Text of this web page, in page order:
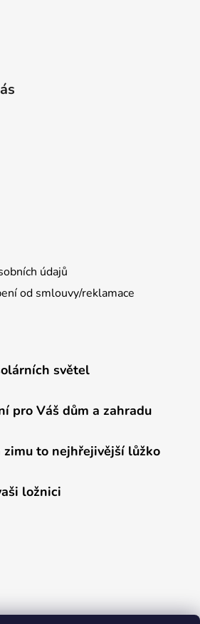
údajů
od smlouvy/reklamace
světel
pro Váš dům a zahradu
to nejhřejivější lůžko
ložnici